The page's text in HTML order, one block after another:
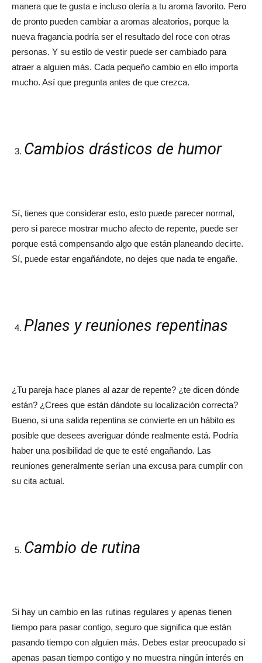
manera que te gusta e incluso olería a tu aroma favorito. Pero
de pronto pueden cambiar a aromas aleatorios, porque la
nueva fragancia podría ser el resultado del roce con otras
personas. Y su estilo de vestir puede ser cambiado para
atraer a alguien más. Cada pequeño cambio en ello importa
mucho. Así que pregunta antes de que crezca.
Cambios drásticos de humor
Sí, tienes que considerar esto, esto puede parecer normal,
pero si parece mostrar mucho afecto de repente, puede ser
porque está compensando algo que están planeando decirte.
Sí, puede estar engañándote, no dejes que nada te engañe.
Planes y reuniones repentinas
¿Tu pareja hace planes al azar de repente? ¿te dicen dónde
están? ¿Crees que están dándote su localización correcta?
Bueno, si una salida repentina se convierte en un hábito es
posible que desees averiguar dónde realmente está. Podría
haber una posibilidad de que te esté engañando. Las
reuniones generalmente serían una excusa para cumplir con
su cita actual.
Cambio de rutina
Si hay un cambio en las rutinas regulares y apenas tienen
tiempo para pasar contigo, seguro que significa que están
pasando tiempo con alguien más. Debes estar preocupado si
apenas pasan tiempo contigo y no muestra ningún interés en